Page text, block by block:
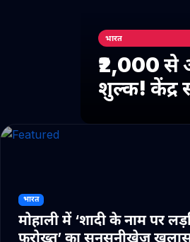
भारत
₹2,000 से
शुल्क! केंद्र
भारत
मोहाली में ‘शादी के नाम पर
फरोख्त’ का सनसनीखेज